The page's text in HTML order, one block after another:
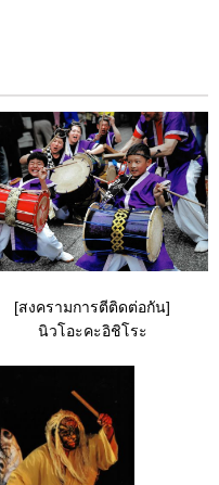
[สงครามการตีติดต่อกัน]
นิวโอะคะอิชิโระ